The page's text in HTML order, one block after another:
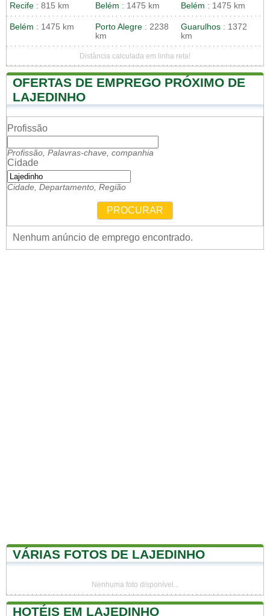
Recife : 815 km Belém : 1475 km Belém : 1475 km
Belém : 1475 km Porto Alegre : 2238
km
Guarulhos : 1372
km
Distância calculada em linha reta!
OFERTAS DE EMPREGO PRÓXIMO DE
LAJEDINHO
Profissão
Profissão, Palavras-chave, companhia
Cidade
Cidade, Departamento, Região
PROCURAR
Nenhum anúncio de emprego encontrado.
VÁRIAS FOTOS DE LAJEDINHO
Nenhuma foto disponível...
HOTÉIS EM LAJEDINHO